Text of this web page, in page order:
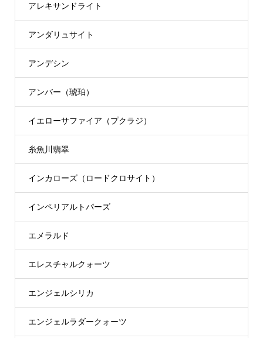
アレキサンドライト
アンダリュサイト
アンデシン
アンバー（琥珀）
イエローサファイア（プクラジ）
糸魚川翡翠
インカローズ（ロードクロサイト）
インペリアルトパーズ
エメラルド
エレスチャルクォーツ
エンジェルシリカ
エンジェルラダークォーツ